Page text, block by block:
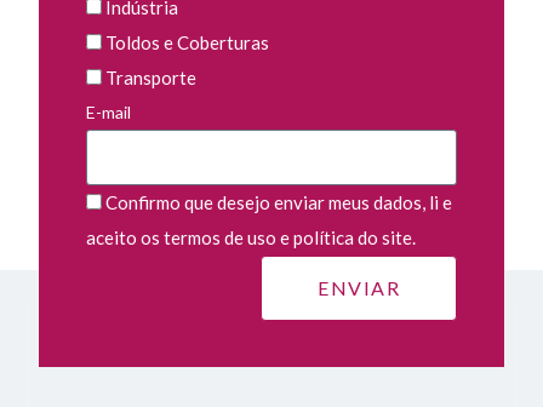
Indústria
Toldos e Coberturas
Transporte
E-mail
Confirmo que desejo enviar meus dados, li e
aceito os termos de uso e política do site.